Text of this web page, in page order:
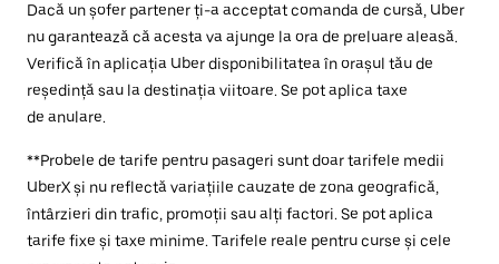
Dacă un șofer partener ți-a acceptat comanda de cursă, Uber
nu garantează că acesta va ajunge la ora de preluare aleasă.
Verifică în aplicația Uber disponibilitatea în orașul tău de
reședință sau la destinația viitoare. Se pot aplica taxe
de anulare.
**Probele de tarife pentru pasageri sunt doar tarifele medii
UberX și nu reflectă variațiile cauzate de zona geografică,
întârzieri din trafic, promoții sau alți factori. Se pot aplica
tarife fixe și taxe minime. Tarifele reale pentru curse și cele